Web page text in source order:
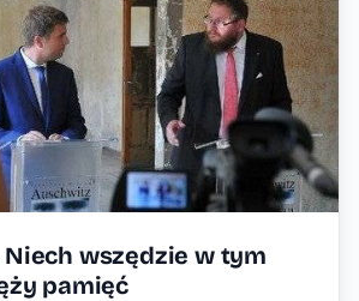
Niech wszędzie w tym
pamięć